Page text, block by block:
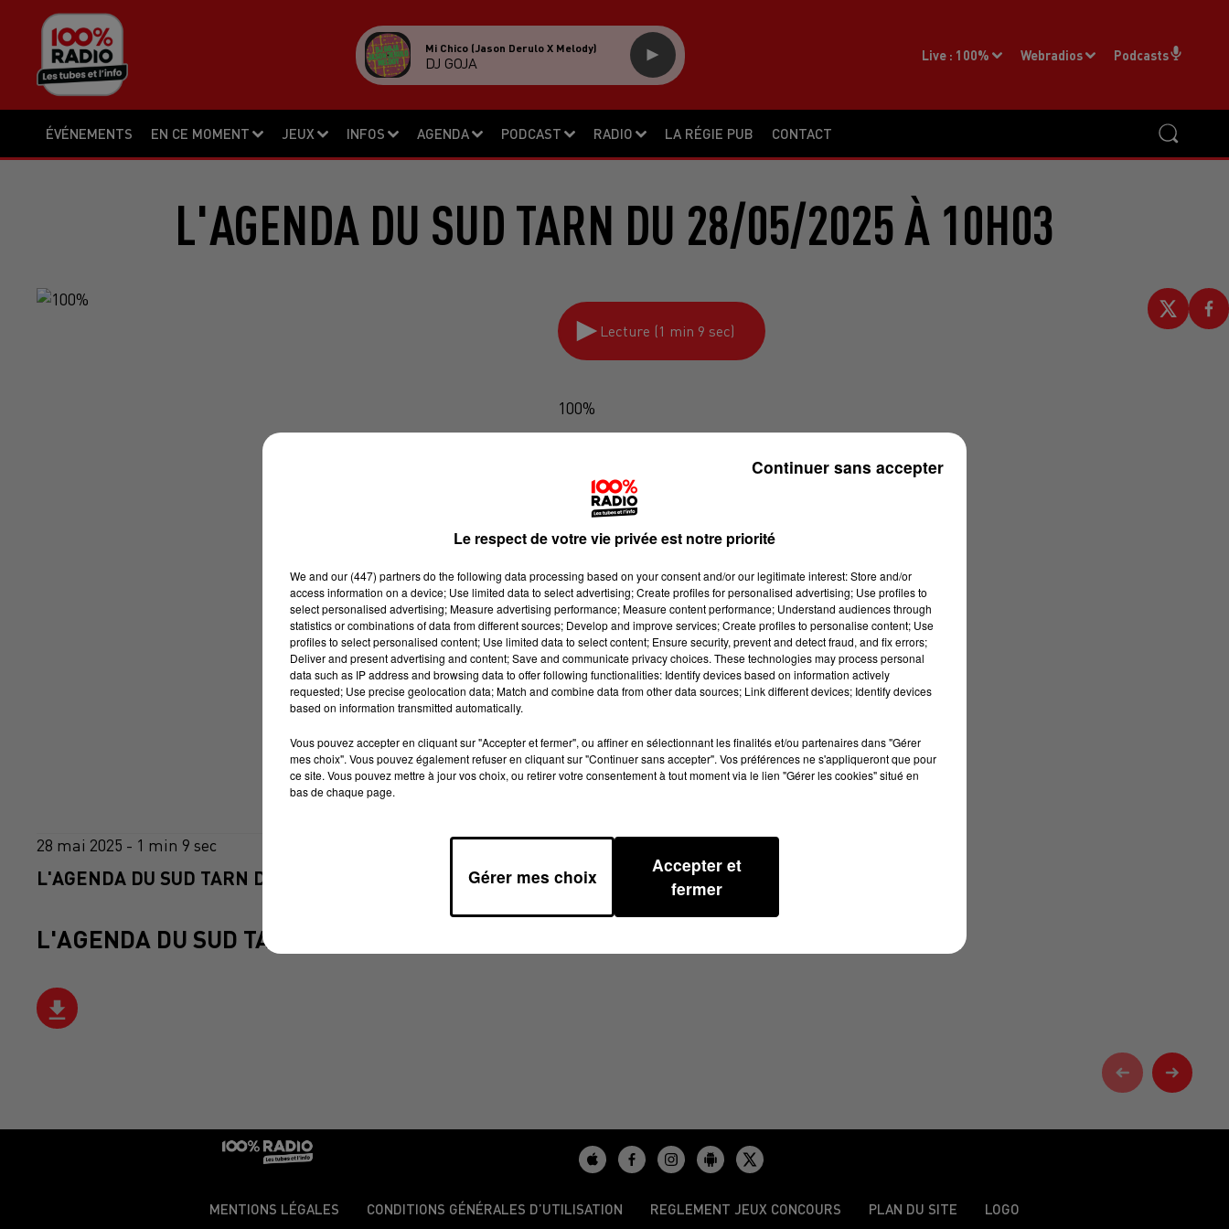
ÉVÉNEMENTS EN CE MOMENT JEUX INFOS AGENDA PODCAST RADIO LA RÉGIE PUB CONTACT
Live : 100% Webradios Podcasts
Mi Chico (jason Derulo X Melody)
DJ GOJA
L'AGENDA DU SUD TARN DU 28/05/2025 À 10H03
Lecture (1 min 9 sec)
100%
28 mai 2025 - 1 min 9 sec
L'AGENDA DU SUD TARN DU 28/05/2025 À 10H03
L'AGENDA DU SUD TARN
MENTIONS LÉGALES CONDITIONS GÉNÉRALES D’UTILISATION REGLEMENT JEUX CONCOURS PLAN DU SITE LOGO
Le respect de votre vie privée est notre priorité
We and our (447) partnersdo the following data processing based on your consent and/or our legitimate interest: Store and/or
access information on a device; Use limited data to select advertising; Create profiles for personalised advertising; Use profiles to
select personalised advertising; Measure advertising performance; Measure content performance; Understand audiences through
statistics or combinations of data from different sources; Develop and improve services; Create profiles to personalise content; Use
profiles to select personalised content; Use limited data to select content; Ensure security, prevent and detect fraud, and fix errors;
Deliver and present advertising and content; Save and communicate privacy choices. These technologies may process personal
data such as IP address and browsing data to offer following functionalities: Identify devices based on information actively
requested; Use precise geolocation data; Match and combine data from other data sources; Link different devices; Identify devices
based on information transmitted automatically.
Vous pouvez accepter en cliquant sur "Accepter et fermer", ou affiner en sélectionnant les finalités et/ou partenaires dans "Gérer
mes choix". Vous pouvez également refuser en cliquant sur "Continuer sans accepter". Vos préférences ne s'appliqueront que pour
ce site. Vous pouvez mettre à jour vos choix, ou retirer votre consentement à tout moment via le lien "Gérer les cookies" situé en
bas de chaque page.
Gérer mes choix
Accepter et
fermer
Continuer sans accepter